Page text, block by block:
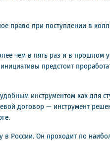
право при поступлении в
чем в пять раз и в прошлом
предстоит
инструментом как для
договор — инструмент
России. Он проходит по